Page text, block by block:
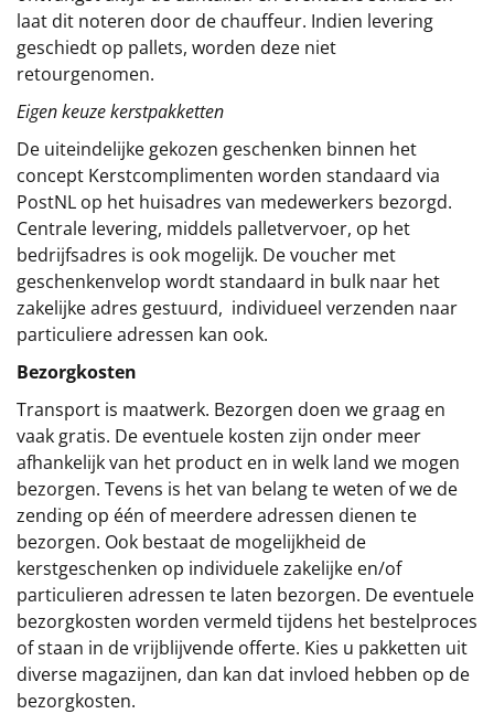
laat dit noteren door de chauffeur. Indien levering
geschiedt op pallets, worden deze niet
retourgenomen.
Eigen keuze kerstpakketten
De uiteindelijke gekozen geschenken binnen het
concept Kerstcomplimenten worden standaard via
PostNL op het huisadres van medewerkers bezorgd.
Centrale levering, middels palletvervoer, op het
bedrijfsadres is ook mogelijk. De voucher met
geschenkenvelop wordt standaard in bulk naar het
zakelijke adres gestuurd, individueel verzenden naar
particuliere adressen kan ook.
Bezorgkosten
Transport is maatwerk. Bezorgen doen we graag en
vaak gratis. De eventuele kosten zijn onder meer
afhankelijk van het product en in welk land we mogen
bezorgen. Tevens is het van belang te weten of we de
zending op één of meerdere adressen dienen te
bezorgen. Ook bestaat de mogelijkheid de
kerstgeschenken op individuele zakelijke en/of
particulieren adressen te laten bezorgen. De eventuele
bezorgkosten worden vermeld tijdens het bestelproces
of staan in de vrijblijvende offerte. Kies u pakketten uit
diverse magazijnen, dan kan dat invloed hebben op de
bezorgkosten.